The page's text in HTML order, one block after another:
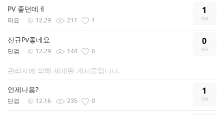
PV 좋던데ㅔ 1
마요 12.29 211 1
신규Pv좋네요 0
단검 12.29 144 0
관리자에 의해 제재된 게시물입니다.
언제나옴?
1
단검 12.16 235 0